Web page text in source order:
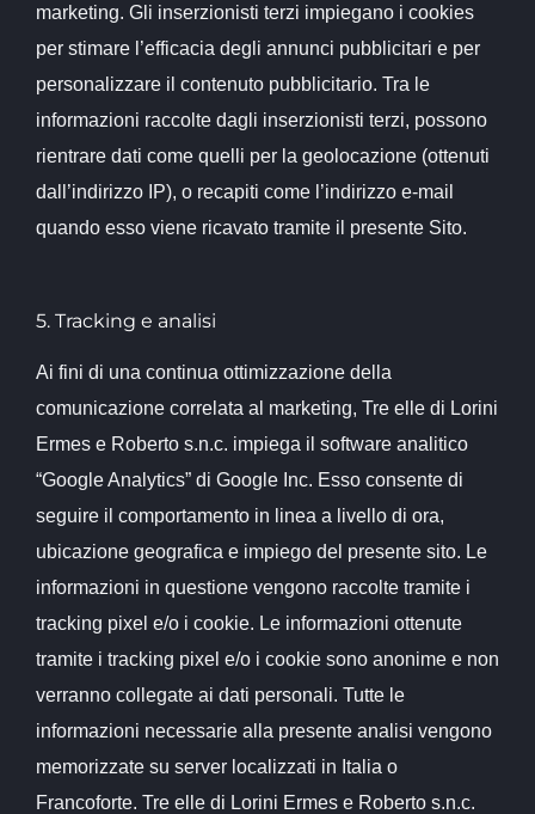
marketing. Gli inserzionisti terzi impiegano i cookies
per stimare l’efficacia degli annunci pubblicitari e per
personalizzare il contenuto pubblicitario. Tra le
informazioni raccolte dagli inserzionisti terzi, possono
rientrare dati come quelli per la geolocazione (ottenuti
dall’indirizzo IP), o recapiti come l’indirizzo e-mail
quando esso viene ricavato tramite il presente Sito.
5. Tracking e analisi
Ai fini di una continua ottimizzazione della
comunicazione correlata al marketing, Tre elle di Lorini
Ermes e Roberto s.n.c. impiega il software analitico
“Google Analytics” di Google Inc. Esso consente di
seguire il comportamento in linea a livello di ora,
ubicazione geografica e impiego del presente sito. Le
informazioni in questione vengono raccolte tramite i
tracking pixel e/o i cookie. Le informazioni ottenute
tramite i tracking pixel e/o i cookie sono anonime e non
verranno collegate ai dati personali. Tutte le
informazioni necessarie alla presente analisi vengono
memorizzate su server localizzati in Italia o
Francoforte. Tre elle di Lorini Ermes e Roberto s.n.c.